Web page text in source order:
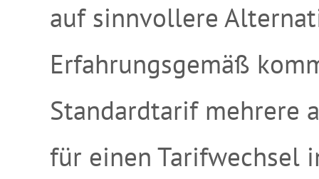
auf sinnvollere
Erfahrungsgemäß
Standardtarif mehrere
für einen Tarifwechsel